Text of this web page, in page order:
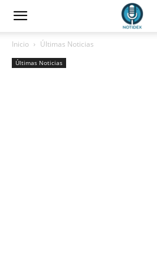
Inicio Últimas Noticias
Últimas Noticias